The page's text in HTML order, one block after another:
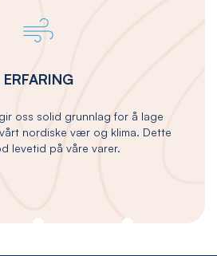
ERFARING
oss solid grunnlag for å lage
nordiske vær og klima. Dette
levetid på våre varer.